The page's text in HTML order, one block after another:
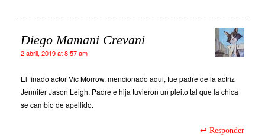
Diego Mamani Crevani
2 abril, 2019 at 8:57 am
El finado actor Vic Morrow, mencionado aqui, fue padre de la actriz
Jennifer Jason Leigh. Padre e hija tuvieron un pleito tal que la chica
se cambio de apellido.
Responder